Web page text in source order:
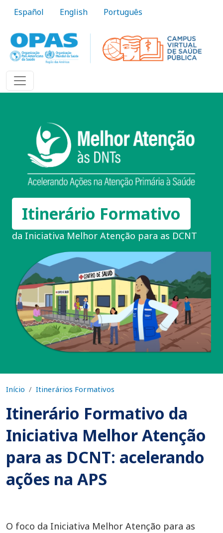
Español English Português
Itinerário Formativo
da Iniciativa Melhor Atenção para as DCNT
Início Itinerários Formativos
Itinerário Formativo da
Iniciativa Melhor Atenção
para as DCNT: acelerando
ações na APS
O foco da Iniciativa Melhor Atenção para as